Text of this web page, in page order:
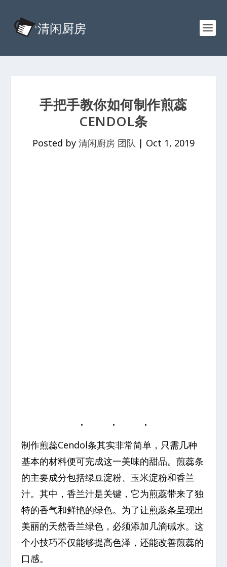
手把手教你如何制作煎蕊
CENDOL条
Posted by 清闲廚房 团队 | Oct 1, 2019
制作煎蕊Cendol条其实非常简单，只需几种
基本的材料便可完成这一美味的甜品。煎蕊条
的主要成分包括绿豆淀粉、玉米淀粉和香兰
汁。其中，香兰汁是关键，它为煎蕊带来了独
特的香气和鲜艳的绿色。为了让煎蕊条呈现出
美丽的天然香兰绿色，必须添加几滴碱水。这
个小技巧不仅能够提高色泽，还能改善煎蕊的
口感。